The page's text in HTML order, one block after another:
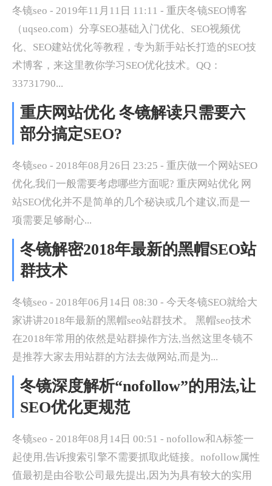
冬镜seo - 2019年11月11日 11:11 - 重庆冬镜SEO博客
（uqseo.com）分享SEO基础入门优化、SEO视频优
化、SEO建站优化等教程，专为新手站长打造的SEO技
术博客，来这里教你学习SEO优化技术。QQ：
33731790...
重庆网站优化 冬镜解读只需要六
部分搞定SEO?
冬镜seo - 2018年08月26日 23:25 - 重庆做一个网站SEO
优化,我们一般需要考虑哪些方面呢? 重庆网站优化 网
站SEO优化并不是简单的几个秘诀或几个建议,而是一
项需要足够耐心...
冬镜解密2018年最新的黑帽SEO站
群技术
冬镜seo - 2018年06月14日 08:30 - 今天冬镜SEO就给大
家讲讲2018年最新的黑帽seo站群技术。 黑帽seo技术
在2018年常用的依然是站群操作方法,当然这里冬镜不
是推荐大家去用站群的方法去做网站,而是为...
冬镜深度解析“nofollow”的用法,让
SEO优化更规范
冬镜seo - 2018年08月14日 00:51 - nofollow和A标签一
起使用,告诉搜索引擎不需要抓取此链接。nofollow属性
值最初是由谷歌公司最先提出,因为为具有较大的实用